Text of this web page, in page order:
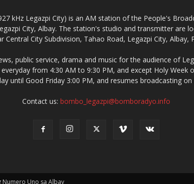
kHz Legazpi City) is an AM station of the People's
City, Albay. The station's studio and transmitter are
Central City Subdivision, Tahao Road, Legazpi City, Albay,
public service, drama and music for the audience of
from 4:30 AM to 9:30 PM, and except Holy
until Good Friday 3:00 PM, and resumes broadcasting on
Contact us: bombo_legazpi@bomboradyo.info
Numero Uno sa Albay